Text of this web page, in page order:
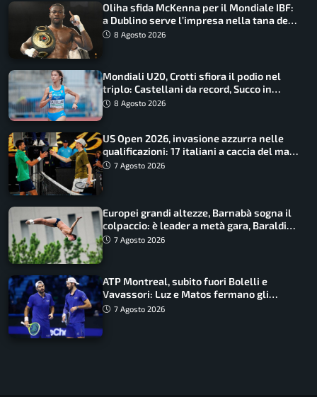
Oliha sfida McKenna per il Mondiale IBF:
a Dublino serve l’impresa nella tana del
lupo8 Agosto 2026
Mondiali U20, Crotti sfiora il podio nel
triplo: Castellani da record, Succo in
finale
8 Agosto 2026
US Open 2026, invasione azzurra nelle
qualificazioni: 17 italiani a caccia del main
draw7 Agosto 2026
Europei grandi altezze, Barnabà sogna il
colpaccio: è leader a metà gara, Baraldi
ancora in corsa
7 Agosto 2026
ATP Montreal, subito fuori Bolelli e
Vavassori: Luz e Matos fermano gli
azzurri
7 Agosto 2026